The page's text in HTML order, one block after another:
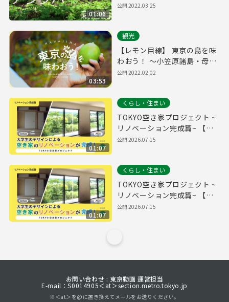
01:06
公開2022.03.25
03:53
観光
【レモン目線】 東京の島を味
わおう！ ～小笠原諸島・母島
～
公開2022.02.02
01:07
くらし・住まい
TOKYO空き家プロジェクト ~
リノベーション完成篇~ 【字
幕無し】
公開2026.07.15
01:07
くらし・住まい
TOKYO空き家プロジェクト ~
リノベーション完成篇~ 【字
幕有り】
公開2026.07.15
お問い合わせ : 東京動画 運営担当
E-mail：S0014905＜at＞section.metro.tokyo.jp
※＜at＞を@に置き換えてメールをお送りください。